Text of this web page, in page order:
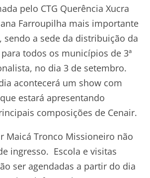
pelo CTG Querência Xucra
Farroupilha mais importante
sendo a sede da distribuição da
todos os municípios de 3ª
no dia 3 de setembro.
acontecerá um show com
estará apresentando
composições de Cenair.
Maicá Tronco Missioneiro não
ingresso. Escola e visitas
ser agendadas a partir do dia